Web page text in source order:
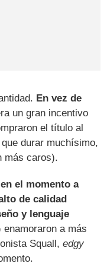
En vez de
un gran incentivo
el título al
durar muchísimo,
más caros).
el momento a
de calidad
y lenguaje
enamoraron a más
Squall,edgy